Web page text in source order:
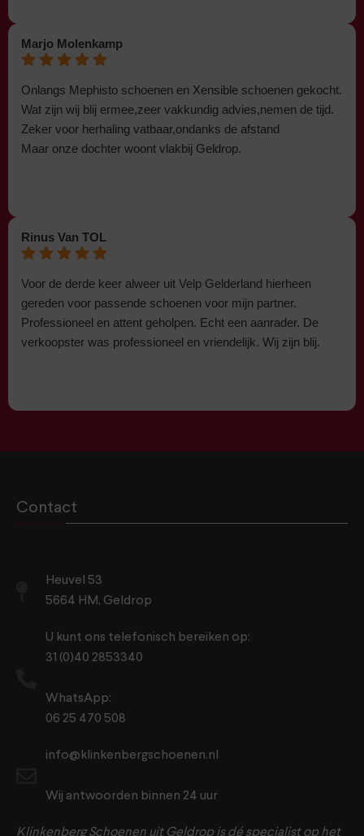
Marjo Molenkamp
Onlangs Mephisto schoenen en Xensible schoenen gekocht.
Wat zijn wij blij ermee,zeer vakkundig advies,nemen de tijd.
Zeker voor herhaling vatbaar,ondanks de afstand
Maar onze dochter woont vlakbij Geldrop.
Rinus Van TOL
Voor de derde keer alweer uit Velp Gelderland hierheen
gereden voor passende schoenen voor mijn partner.
Professioneel en attent geholpen. Echt een aanrader. De
verkoopster was professioneel en vriendelijk. Wij zijn blij.
Contact
Heuvel 53
5664 HM, Geldrop
U kunt ons telefonisch bereiken op:
31 (0)40 2853340
WhatsApp:
06 25 470 508
info@klinkenbergschoenen.nl
Wij antwoorden binnen 24 uur
Klinkenberg Schoenen uit Geldrop is dé specialist op het